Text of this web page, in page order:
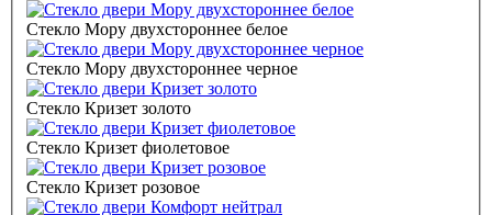
Стекло Мору двухстороннее белое
Стекло Мору двухстороннее черное
Стекло Кризет золото
Стекло Кризет фиолетовое
Стекло Кризет розовое